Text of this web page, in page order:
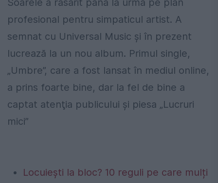
Soarele a răsărit până la urmă pe plan
profesional pentru simpaticul artist. A
semnat cu Universal Music şi în prezent
lucrează la un nou album. Primul single,
„Umbre”, care a fost lansat în mediul online,
a prins foarte bine, dar la fel de bine a
captat atenţia publicului şi piesa „Lucruri
mici”
Locuiești la bloc? 10 reguli pe care mulți